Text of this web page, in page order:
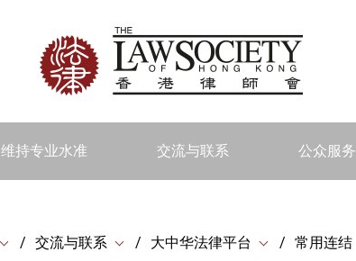
维持专业水准 交流与联系 公众服务
交流与联系 大中华法律平台 常用连结